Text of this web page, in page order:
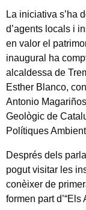
La iniciativa s’ha
d’agents locals i
en valor el
inaugural ha
alcaldessa de
Esther Blanco,
Antonio
Geològic de
Polítiques
Després dels
pogut visitar les
conèixer de
formen part